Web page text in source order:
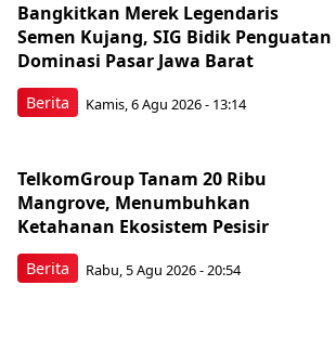
Berita
Bangkitkan Merek Legendaris
Semen Kujang, SIG Bidik Penguatan
Dominasi Pasar Jawa Barat
Kamis, 6 Agu 2026 - 13:14
Berita
TelkomGroup Tanam 20 Ribu
Mangrove, Menumbuhkan
Ketahanan Ekosistem Pesisir
Rabu, 5 Agu 2026 - 20:54